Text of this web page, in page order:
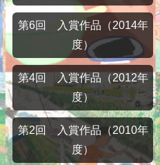
第6回 入賞作品（2014年
度）
第4回 入賞作品（2012年
度）
第2回 入賞作品（2010年
度）